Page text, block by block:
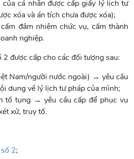
cá nhân được cấp giấy lý lịch tư
xóa và án tích chưa được xóa);
đảm nhiệm chức vụ, cấm thành
nghiệp.
được cấp cho các đối tượng sau:
Nam/người nước ngoài) → yêu cầu
dung về lý lịch tư pháp của mình;
tố tụng → yêu cầu cấp để phục vụ
xử, truy tố.
2;